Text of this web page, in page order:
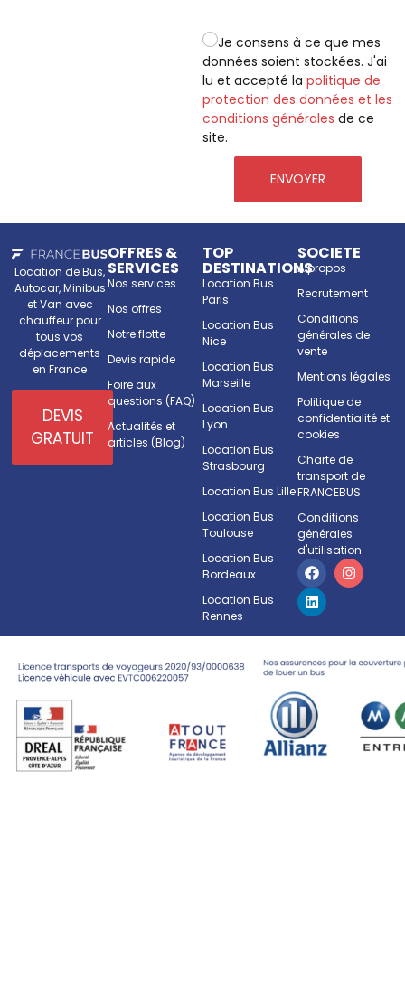
Je consens à ce que mes
données soient stockées. J'ai
lu et accepté la politique de
protection des données et les
conditions générales de ce
site.
ENVOYER
Location de Bus,
Autocar, Minibus
et Van avec
chauffeur pour
tous vos
déplacements
en France
DEVIS
GRATUIT
OFFRES &
SERVICES
Nos services
Nos offres
Notre flotte
Devis rapide
Foire aux
questions (FAQ)
Actualités et
articles (Blog)
TOP
DESTINATIONS
Location Bus
Paris
Location Bus
Nice
Location Bus
Marseille
Location Bus
Lyon
Location Bus
Strasbourg
Location Bus Lille
Location Bus
Toulouse
Location Bus
Bordeaux
Location Bus
Rennes
SOCIETE
A propos
Recrutement
Conditions
générales de
vente
Mentions légales
Politique de
confidentialité et
cookies
Charte de
transport de
FRANCEBUS
Conditions
générales
d'utilisation